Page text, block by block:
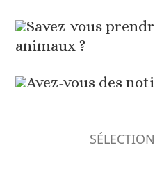
Savez-vous
animaux ?
Avez-vous des